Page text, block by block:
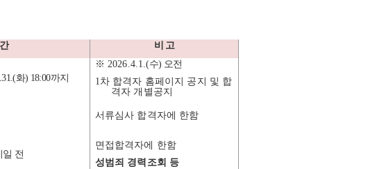
비 고
화) 18:00까지
※2026.4.1.(수) 오전
1차 합격자 홈페이지 공지 및 합
격자 개별공지
서류심사 합격자에 한함
일 전
면접합격자에 한함
성범죄 경력조회 등